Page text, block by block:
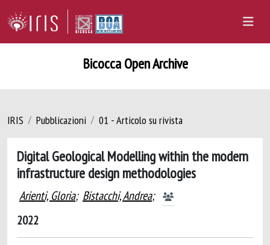
Bicocca Open Archive
IRIS Pubblicazioni 01 - Articolo su rivista
Digital Geological Modelling within the modern
infrastructure design methodologies
Arienti, Gloria; Bistacchi, Andrea;
2022